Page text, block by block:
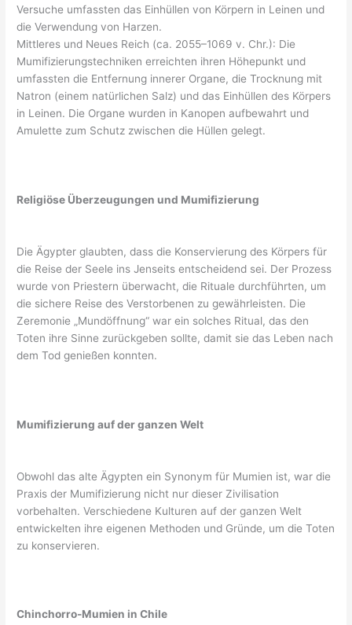
Versuche umfassten das Einhüllen von Körpern in Leinen und
die Verwendung von Harzen.
Mittleres und Neues Reich (ca. 2055–1069 v. Chr.): Die
Mumifizierungstechniken erreichten ihren Höhepunkt und
umfassten die Entfernung innerer Organe, die Trocknung mit
Natron (einem natürlichen Salz) und das Einhüllen des Körpers
in Leinen. Die Organe wurden in Kanopen aufbewahrt und
Amulette zum Schutz zwischen die Hüllen gelegt.
Religiöse Überzeugungen und Mumifizierung
Die Ägypter glaubten, dass die Konservierung des Körpers für
die Reise der Seele ins Jenseits entscheidend sei. Der Prozess
wurde von Priestern überwacht, die Rituale durchführten, um
die sichere Reise des Verstorbenen zu gewährleisten. Die
Zeremonie „Mundöffnung“ war ein solches Ritual, das den
Toten ihre Sinne zurückgeben sollte, damit sie das Leben nach
dem Tod genießen konnten.
Mumifizierung auf der ganzen Welt
Obwohl das alte Ägypten ein Synonym für Mumien ist, war die
Praxis der Mumifizierung nicht nur dieser Zivilisation
vorbehalten. Verschiedene Kulturen auf der ganzen Welt
entwickelten ihre eigenen Methoden und Gründe, um die Toten
zu konservieren.
Chinchorro-Mumien in Chile